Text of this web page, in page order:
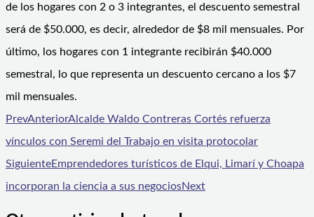
de los hogares con 2 o 3 integrantes, el descuento semestral
será de $50.000, es decir, alrededor de $8 mil mensuales. Por
último, los hogares con 1 integrante recibirán $40.000
semestral, lo que representa un descuento cercano a los $7
mil mensuales.
PrevAnteriorAlcalde Waldo Contreras Cortés refuerza
vínculos con Seremi del Trabajo en visita protocolar
SiguienteEmprendedores turísticos de Elqui, Limarí y Choapa
incorporan la ciencia a sus negociosNext